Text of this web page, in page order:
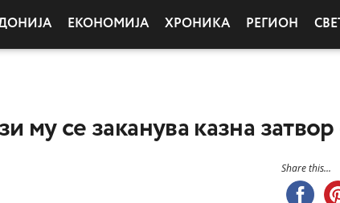
ЕКОНОМИЈА ХРОНИКА РЕГИОН СВЕТ
му се заканува казна
Share this...